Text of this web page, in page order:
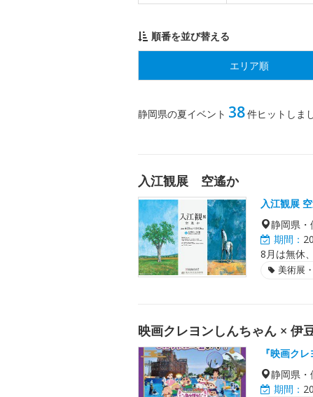
順番を並び替える
エリア順
静岡県の夏イベント 38件ヒットしま
入江観展 空遙か
入江観展
静岡県・
期間：
8月は無休
美術展
映画クレヨンしんちゃん × 伊
『映画ク
静岡県・
期間：